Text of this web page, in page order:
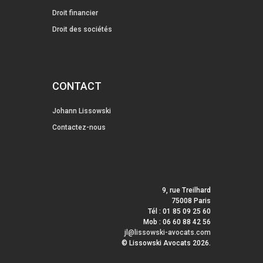
Droit financier
Droit des sociétés
CONTACT
Johann Lissowski
Contactez-nous
9, rue Treilhard
75008 Paris
Tél : 01 85 09 25 60
Mob : 06 60 88 42 56
jl@lissowski-avocats.com
© Lissowski Avocats 2026.